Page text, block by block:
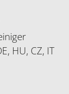
HU, CZ, IT